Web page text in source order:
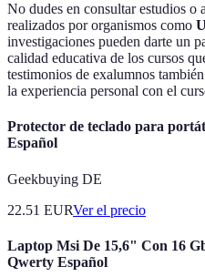
No dudes en consultar estudios o
realizados por organismos como
investigaciones pueden darte un
calidad educativa de los cursos
testimonios de exalumnos
la experiencia personal con el
Protector de teclado para
Español
Geekbuying DE
22.51 EURVer el precio
Laptop Msi De 15,6" Con 16
Qwerty Español